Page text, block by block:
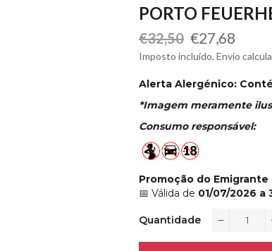
PORTO
Preço
normal
€32,50 Preço
de
€27,68
Imposto incluído. Envio
Alerta Alergénico:
*Imagem meramente
Consumo responsável:
Promoção do Emigrante
📅 Válida de 01/07/2026 a
Quantidade